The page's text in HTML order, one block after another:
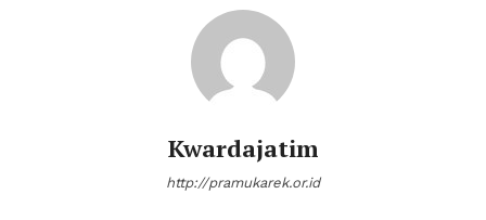
Kwardajatim
http://pramukarek.or.id